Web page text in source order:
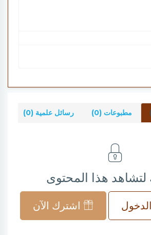
مطبوعات (0) رسائل علمية (0)
هذا المحتوى
اشترك الآن